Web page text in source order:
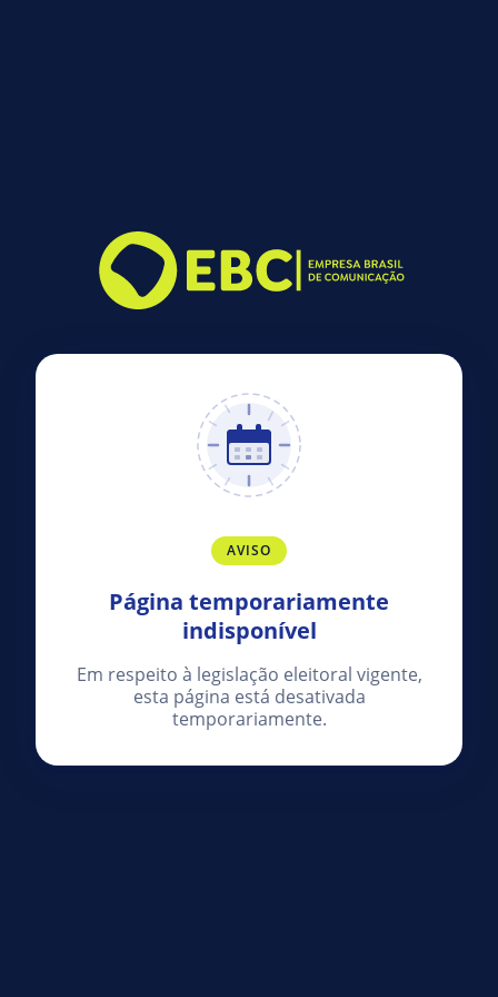
AVISO
Página temporariamente
indisponível
Em respeito à legislação eleitoral vigente,
esta página está desativada
temporariamente.